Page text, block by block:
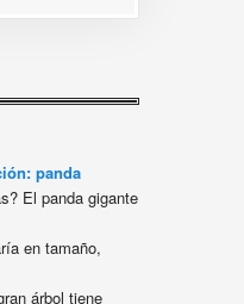
panda
El panda gigante
en tamaño,
árbol tiene